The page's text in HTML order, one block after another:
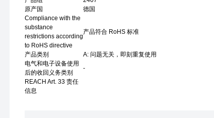
原产国
德国
Compliance with the
substance
restrictions according
to RoHS directive
产品符合 RoHS 标准
产品类别
A: 问题无关，即刻重复使用
电气和电子设备使用
后的收回义务类别
-
REACH Art. 33 责任
信息